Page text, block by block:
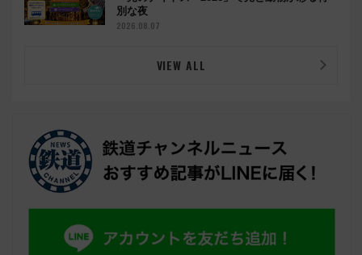
別な夜
2026.08.07
VIEW ALL